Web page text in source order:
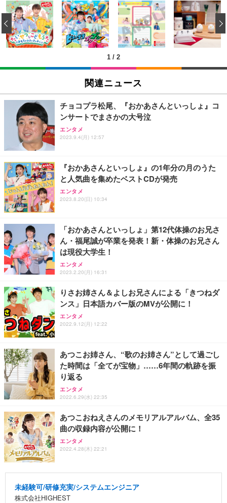
[EdoErgo] オフィスチェア 椅子 テレワーク 疲れな
い 跳ね上げ式アームレスト コンパクト 約105度ロッ
キング pc 事務椅子 360度回転 座面昇降 強化ナイロ
ン樹脂ベース 通気性メッシュ 在宅ワーク H-WY01
(黒網+黒枠+黒足)
￥5,699
SIHOO B100 オフィスチェア／デスクチェア メッシ
ュチェア 人間工学 疲れない ブラック
￥27,999
Sezlife オフィスチェア デスクチェア 疲れない テレ
ワーク チェア 強化バックレスト 30度ロッキング機
能 人間工学 椅子 腰サポート 90度跳ね上げ式アーム
務用 おしゃれ パソコンチェア (ブラック)
Sezlife オフィスチェア デスクチェア 疲れない テレ
ワーク チェア 強化バックレスト 30度ロッキング機
能 人間工学 椅子 腰サポート 90度跳ね上げ式アーム
務用 おしゃれ パソコンチェア (ホワイト)
ANDWINT オフィスチェア デスクチェア 肘なし メ
ッシュ 通気性 ランバーサポート付き 腰サポート ガ
ス圧無段階昇降 360度回転 キャスター付き コンパク
ト 幅52×奥行58.5×高さ84～96cm テレワーク 在宅
￥4,139
EIZO ビジネス向けプレミアムモニター | FlexScan
EV3240X-WT | 31.5型4K UHD・USB Type-C・ホワ
イト
￥105,595
EIZO ビジネス向けプレミアムモニター | FlexScan
￥109,572
【純正品】27"ゲーミングモニター DualSense 充電
フック付き（CFI-ZDM1J）
【整備済み品】Dell E2724HS 27インチ 液晶モニタ
ー フルHD（1920×1080）VA 非光沢 HDMI/DisplayP
ort/VGA スピーカー内蔵 高さ調整 スイベル VESA対
【MiniLED/24.5inch/280Hz/FHD】GRAPHT THE S
HOOTER Gaming Monitor 24” Essential ゲーミン
グモニター QD 24.5インチ 1ms FHD 量子ドット 残
像低減 (3年保証 | 輝点保証 | 日本メーカー)
￥34,980
Amazonベーシック ペットシーツ 薄型 レギュラー 1
回使い捨て 無香料 ホワイト 300枚
￥3,373
Amazonベーシック ペットシーツ 厚型 ワイド 42枚
x2袋(84枚) ホワイト(吸収面:ライトブルー)
￥3,234
ネオ・ルーライフ ネオ・オムツ L 中型犬用 26枚入
り 単品
Smart Basic(スマートベーシック) 【Amazon.co.jp
限定】 Smart Basic アイリスオーヤマ ペットシーツ
超厚型 お徳用 ワイド 100枚入 (x 1) (ケース販売)
アイリスオーヤマ ペットシーツ 超厚型 お徳用 レギ
ュラー 200枚入【Amazon.co.jp限定】
￥3,731
1 / 2
‹
関連ニュース
チョコプラ松尾、『おかあさんといっしょ』コ
ンサートでまさかの大号泣
エンタメ
2023.9.4(月) 12:57
『おかあさんといっしょ』の1年分の月のうた
と人気曲を集めたベストCDが発売
エンタメ
2023.8.20(日) 10:34
「おかあさんといっしょ」第12代体操のお兄さ
ん・福尾誠が卒業を発表！新・体操のお兄さん
は現役大学生！
エンタメ
2023.2.20(月) 16:31
りさお姉さん＆よしお兄さんによる「きつねダ
ンス」日本語カバー版のMVが公開に！
エンタメ
2022.9.12(月) 12:22
あつこお姉さん、“歌のお姉さん”として過ごし
た時間は「全てが宝物」……6年間の軌跡を振
り返る
エンタメ
2022.6.29(水) 22:35
あつこおねえさんのメモリアルアルバム、全35
曲の収録内容が公開に！
エンタメ
2022.4.28(木) 22:21
未経験可/研修充実/システムエンジニア
株式会社HIGHEST